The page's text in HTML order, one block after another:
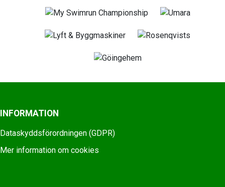
INFORMATION
Dataskyddsförordningen (GDPR)
Mer information om cookies